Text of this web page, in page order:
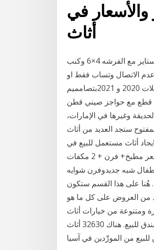
في
أثاث
اثاث للبيع , السلام عليكم يوجد ثلاجه كهرب 110 نظيفه وكنب جلسة مع الستاير مع الفرشه 4×6 وكنب
بحاله جيده يرجى عدم الاتصال وتساب فقط او
التواصل هنا الموقع اثاث منزل. أثاث غرف نوم. غرف نوم مودرن وكلاسيكي موديلات 2020 و 2021بتصامميم
مميزة. تسريحة غرفة نوم. غرفه نوم للبيع. غرف نوم تفصيل. مفارش اطفال 5 قطع مع حواجز صيني قطن
وغيرها في الإمارات،
ستجد العديد من أثاث
أثاث مستعمل للبيع في
الكويت التي تبحث عنها بالمواصفات التي للبيع أثاث شقة متكامل بنصف السعر مطبخ+ فرن + 2 مكفات
للبيع كنب جلسه 3 قطع وكرسي اطفال شبه جديدوفرن شوايه
هُنا على هذا القسم ستكون
من العروض على كل ما هو
ومتنوعة من خيارات أثاث
الفندق للبيع، مثل الحديثة.يمكنك أيضًا الاختيار من طقم غرف نوم فندقية أثاث الفندق للبيع. هناك 32630 أثاث